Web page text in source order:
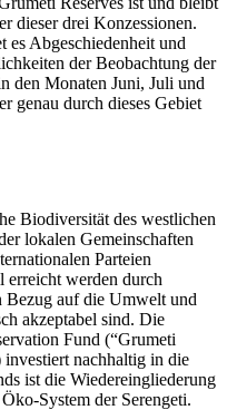
dieser drei Konzessionen.
es Abgeschiedenheit und
der Beobachtung der
den Monaten Juni, Juli und
genau durch dieses Gebiet
Biodiversität des westlichen
lokalen Gemeinschaften
Parteien
erreicht werden durch
auf die Umwelt und
akzeptabel sind. Die
Fund (“Grumeti
nachhaltig in die
ist die Wiedereingliederung
System der Serengeti.